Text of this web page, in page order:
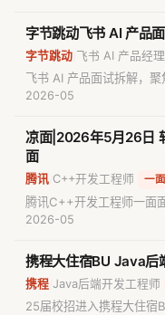
器等JVM知识点。
字节跳动飞书 AI 产品
字节跳动 飞书 AI 产品经理
飞书 AI 产品面试拆解，
型边界、Agent 的工程弊
2026-05
凉面|2026年5月26日
面
腾讯 C++开发工程师 一面
腾讯C++开发工程师一面
心知识点。包含真实面试
2026-05
携程大住宿BU Java后
携程 Java后端开发工程师
25届校招进入携程大住宿